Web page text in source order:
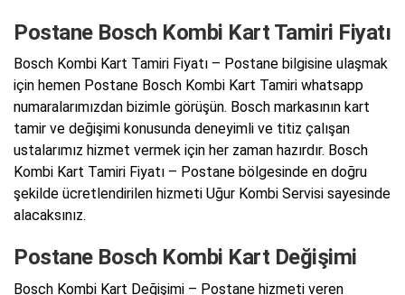
Postane Bosch Kombi Kart Tamiri Fiyatı
Bosch Kombi Kart Tamiri Fiyatı – Postane bilgisine ulaşmak
için hemen Postane Bosch Kombi Kart Tamiri whatsapp
numaralarımızdan bizimle görüşün. Bosch markasının kart
tamir ve değişimi konusunda deneyimli ve titiz çalışan
ustalarımız hizmet vermek için her zaman hazırdır. Bosch
Kombi Kart Tamiri Fiyatı – Postane bölgesinde en doğru
şekilde ücretlendirilen hizmeti Uğur Kombi Servisi sayesinde
alacaksınız.
Postane Bosch Kombi Kart Değişimi
Bosch Kombi Kart Değişimi – Postane hizmeti veren